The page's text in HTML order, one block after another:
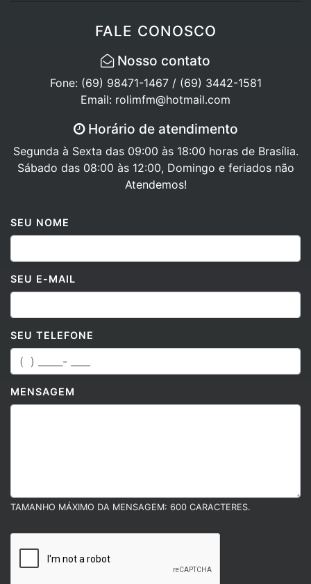
FALE CONOSCO
Nosso contato
Fone: (69) 98471-1467 / (69) 3442-1581
Email: rolimfm@hotmail.com
Horário de atendimento
Segunda à Sexta das 09:00 às 18:00 horas de Brasília.
Sábado das 08:00 às 12:00, Domingo e feriados não
Atendemos!
SEU NOME
SEU E-MAIL
SEU TELEFONE
MENSAGEM
TAMANHO MÁXIMO DA MENSAGEM: 600 CARACTERES.